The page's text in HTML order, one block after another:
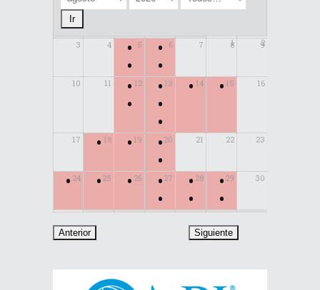
1 2
3 4 5
•
•
6
•
•
7 8 9
10 11 12
•
•
13
•
•
•
14
• 15
• 16
17 18
• 19
• 20
•
•
21 22 23
24
• 25
• 26
• 27
•
•
28
•
•
29
•
•
30